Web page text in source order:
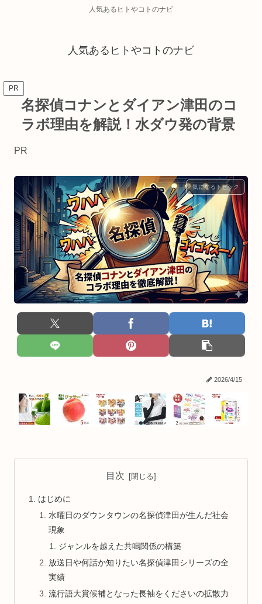
人気あるヒトやコトのナビ
人気あるヒトやコトのナビ
PR
名探偵コナンとダイアン津田のコ
ラボ理由を解説！水ダウ発の背景
PR
気になるトピック
2026/4/15
目次
はじめに
水曜日のダウンタウンの名探偵津田が生んだ社会
現象
ジャンルを越えた共鳴関係の構築
放送日や何話か知りたい名探偵津田シリーズの全
実績
流行語大賞候補となった長袖をくださいの拡散力